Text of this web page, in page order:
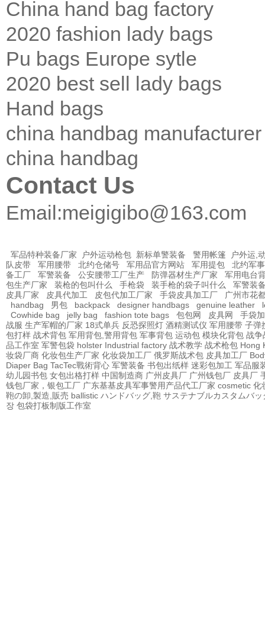
China hand bag factory
2020 fashion lady bags
Pu bags Europe sytle
2020 best sell lady bags
Hand bags
china handbag manufacturer
china handbag
Contact Us
Email:meigigibo@163.com
军品特种装备厂家 户外运动枪包 新标单警装备 警用帐篷
户外运,
队皮带
军用腰带 北约仓储号 军用品官方网站 军用提包
北约军
备工厂
军警装备 公安腰带工厂生产 防弹器材生产厂家
军用电台
包生产厂家
装枪的包叫什么 手枪袋 装手枪的袋子叫什么
军警装
皮具厂家
皮具代加工 皮包代加工厂家 手袋皮具加工厂
广州市花
handbag
男包 backpack designer handbags genuine leather
Cowhide bag
jelly bag fashion tote bags 包包网 皮具网
手袋
战服 生产军帽的厂家 18式单兵 反恐探照灯 酒精测试仪 军用腰带 子弹
包打样 战术背包 军用背包,警用背包 军事背包 运动包 模块化背包 战争
品工作室 军警包袋 holster Industrial factory 战术教学 战术枪包 Hong
妆袋厂商 化妆包生产厂家 化妆袋加工厂 俄罗斯战术包 皮具加工厂
Diaper Bag TacTec戰術背心 军警装备 书包出纸样 迷彩包加工 军品服
幼儿园书包 女包出格打样 中国制造商 广州皮具厂 广州钱包厂 皮具厂
钱包厂家，银包工厂 广东基基皮具军事警用产品代工厂家 cosmetic 化
鞄の卸,製造,販売 ballistic ハンドバッグ,鞄 サステナブルカスタムバッ
장 包袋打板制版工作室